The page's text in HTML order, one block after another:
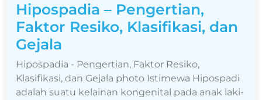
Hipospadia – Pengertian,
Faktor Resiko, Klasifikasi, dan
Gejala
Hipospadia - Pengertian, Faktor Resiko,
Klasifikasi, dan Gejala photo Istimewa Hipospadi
adalah suatu kelainan kongenital pada anak laki-